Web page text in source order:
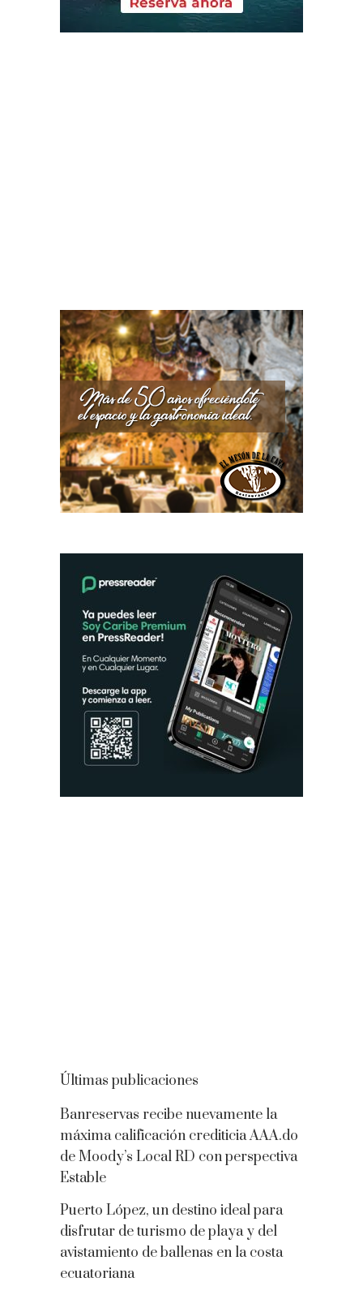
Últimas publicaciones
Banreservas recibe nuevamente la
máxima calificación crediticia AAA.do
de Moody’s Local RD con perspectiva
Estable
Puerto López, un destino ideal para
disfrutar de turismo de playa y del
avistamiento de ballenas en la costa
ecuatoriana